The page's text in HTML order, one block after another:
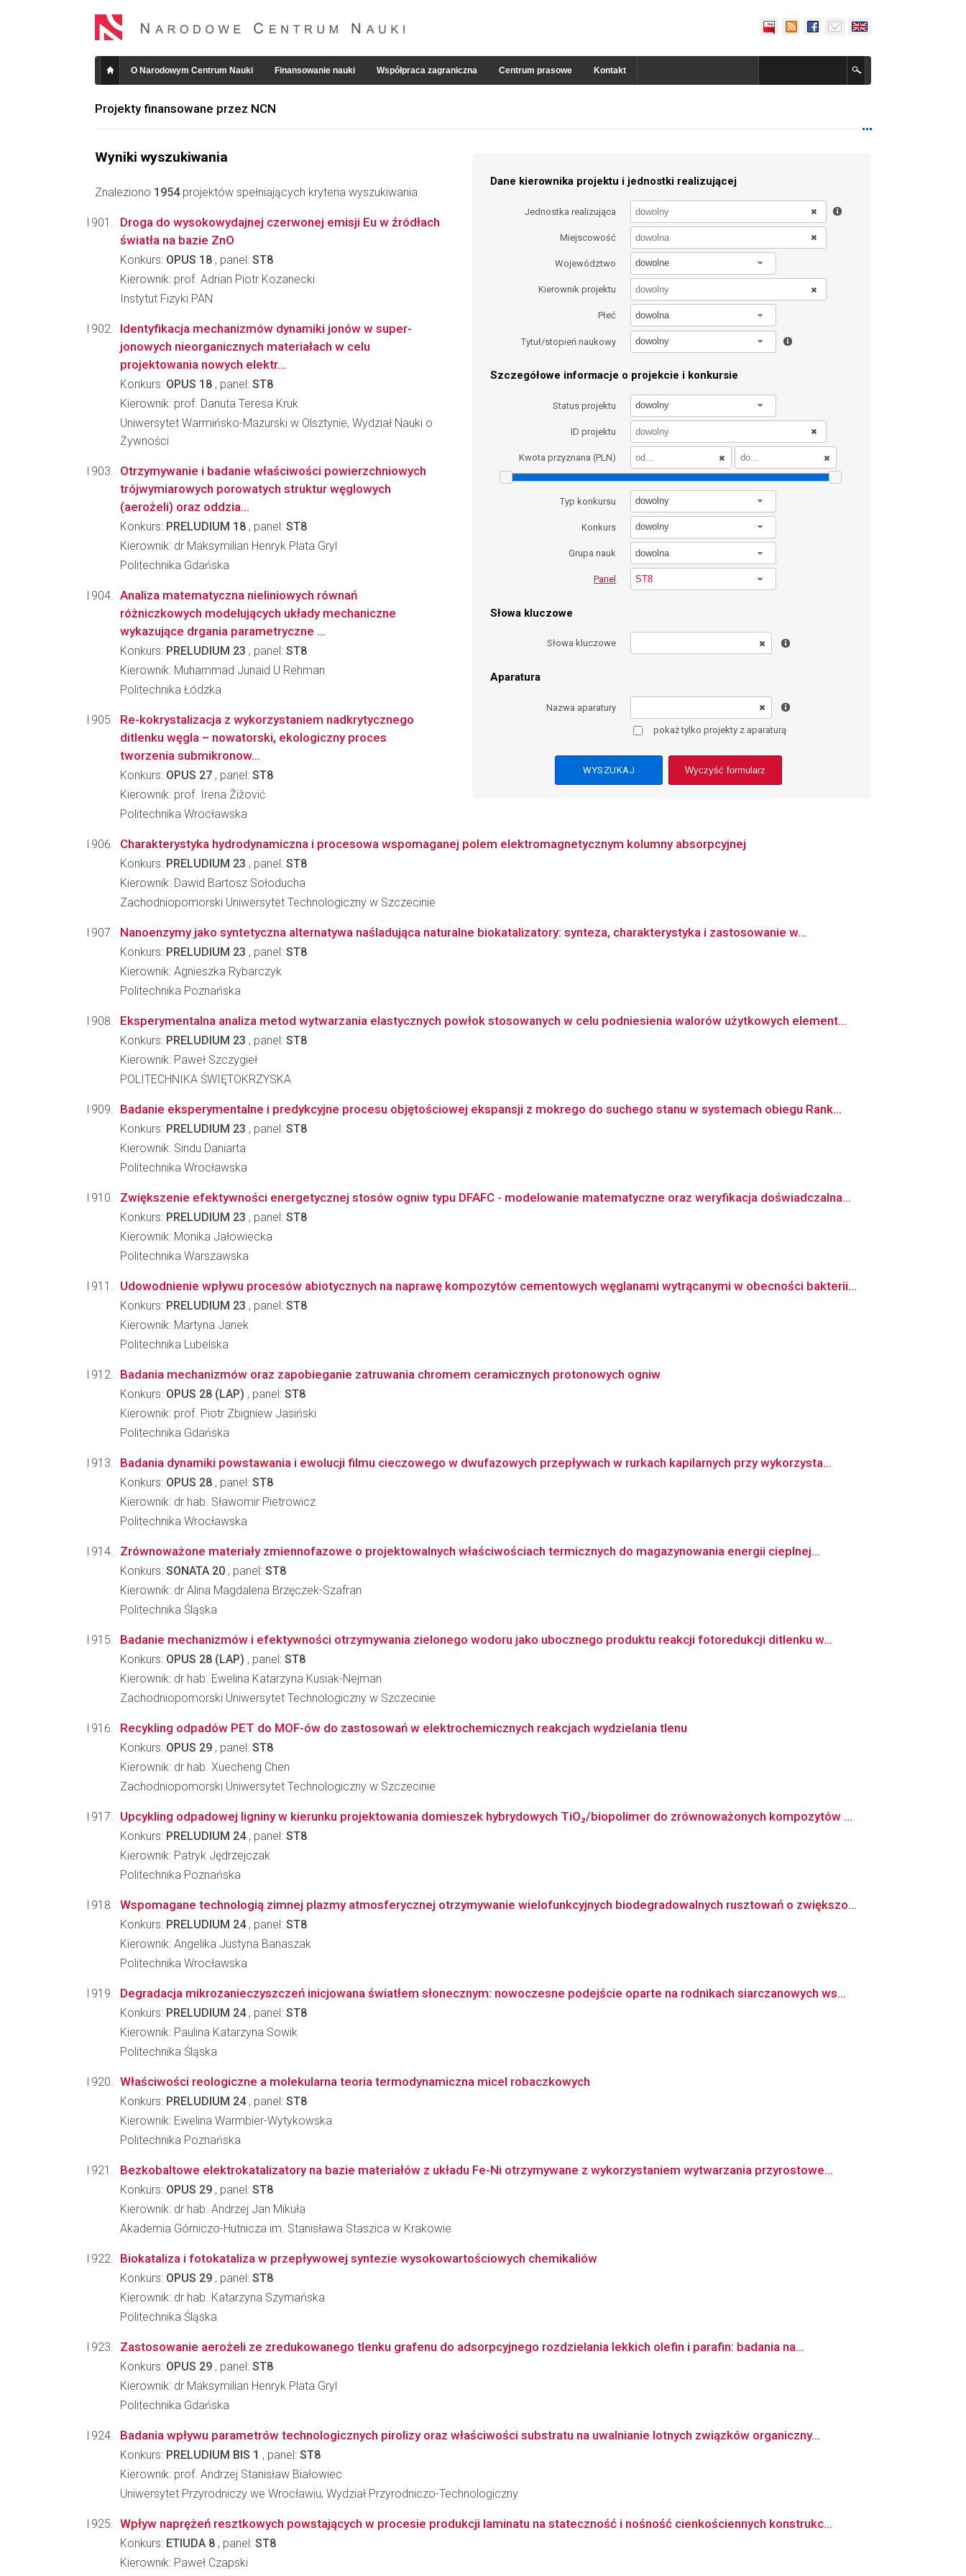
O Narodowym Centrum Nauki Finansowanie nauki Współpraca zagraniczna Centrum prasowe Kontakt
Projekty finansowane przez NCN
Wyniki wyszukiwania
Znaleziono 1954projektów spełniających kryteria wyszukiwania:
Dane kierownika projektu i jednostki realizującej
Jednostka realizująca
Miejscowość
Województwo dowolne
Kierownik projektu
Płeć dowolna
Tytuł/stopień naukowy dowolny
Szczegółowe informacje o projekcie i konkursie
Status projektu dowolny
ID projektu
Kwota przyznana (PLN)
Typ konkursu dowolny
Konkurs dowolny
Grupa nauk dowolna
Panel ST8
Słowa kluczowe
Słowa kluczowe
Aparatura
Nazwa aparatury
pokaż tylko projekty z aparaturą
Wyczyść formularz
Droga do wysokowydajnej czerwonej emisji Eu w źródłach
światła na bazie ZnO
Konkurs: OPUS 18 , panel: ST8
Kierownik: prof. Adrian Piotr Kozanecki
Instytut Fizyki PAN
Identyfikacja mechanizmów dynamiki jonów w super-
jonowych nieorganicznych materiałach w celu
projektowania nowych elektr...
Konkurs: OPUS 18 , panel: ST8
Kierownik: prof. Danuta Teresa Kruk
Uniwersytet Warmińsko-Mazurski w Olsztynie, Wydział Nauki o
Żywności
Otrzymywanie i badanie właściwości powierzchniowych
trójwymiarowych porowatych struktur węglowych
(aerożeli) oraz oddzia...
Konkurs: PRELUDIUM 18 , panel: ST8
Kierownik: dr Maksymilian Henryk Plata Gryl
Politechnika Gdańska
Analiza matematyczna nieliniowych równań
różniczkowych modelujących układy mechaniczne
wykazujące drgania parametryczne ...
Konkurs: PRELUDIUM 23 , panel: ST8
Kierownik: Muhammad Junaid U Rehman
Politechnika Łódzka
Re-kokrystalizacja z wykorzystaniem nadkrytycznego
ditlenku węgla – nowatorski, ekologiczny proces
tworzenia submikronow...
Konkurs: OPUS 27 , panel: ST8
Kierownik: prof. Irena Žižović
Politechnika Wrocławska
Charakterystyka hydrodynamiczna i procesowa wspomaganej polem elektromagnetycznym kolumny absorpcyjnej
Konkurs: PRELUDIUM 23 , panel: ST8
Kierownik: Dawid Bartosz Sołoducha
Zachodniopomorski Uniwersytet Technologiczny w Szczecinie
Nanoenzymy jako syntetyczna alternatywa naśladująca naturalne biokatalizatory: synteza, charakterystyka i zastosowanie w...
Konkurs: PRELUDIUM 23 , panel: ST8
Kierownik: Agnieszka Rybarczyk
Politechnika Poznańska
Eksperymentalna analiza metod wytwarzania elastycznych powłok stosowanych w celu podniesienia walorów użytkowych element...
Konkurs: PRELUDIUM 23 , panel: ST8
Kierownik: Paweł Szczygieł
POLITECHNIKA ŚWIĘTOKRZYSKA
Badanie eksperymentalne i predykcyjne procesu objętościowej ekspansji z mokrego do suchego stanu w systemach obiegu Rank...
Konkurs: PRELUDIUM 23 , panel: ST8
Kierownik: Sindu Daniarta
Politechnika Wrocławska
Zwiększenie efektywności energetycznej stosów ogniw typu DFAFC - modelowanie matematyczne oraz weryfikacja doświadczalna...
Konkurs: PRELUDIUM 23 , panel: ST8
Kierownik: Monika Jałowiecka
Politechnika Warszawska
Udowodnienie wpływu procesów abiotycznych na naprawę kompozytów cementowych węglanami wytrącanymi w obecności bakterii...
Konkurs: PRELUDIUM 23 , panel: ST8
Kierownik: Martyna Janek
Politechnika Lubelska
Badania mechanizmów oraz zapobieganie zatruwania chromem ceramicznych protonowych ogniw
Konkurs: OPUS 28 (LAP) , panel: ST8
Kierownik: prof. Piotr Zbigniew Jasiński
Politechnika Gdańska
Badania dynamiki powstawania i ewolucji filmu cieczowego w dwufazowych przepływach w rurkach kapilarnych przy wykorzysta...
Konkurs: OPUS 28 , panel: ST8
Kierownik: dr hab. Sławomir Pietrowicz
Politechnika Wrocławska
Zrównoważone materiały zmiennofazowe o projektowalnych właściwościach termicznych do magazynowania energii cieplnej...
Konkurs: SONATA 20 , panel: ST8
Kierownik: dr Alina Magdalena Brzęczek-Szafran
Politechnika Śląska
Badanie mechanizmów i efektywności otrzymywania zielonego wodoru jako ubocznego produktu reakcji fotoredukcji ditlenku w...
Konkurs: OPUS 28 (LAP) , panel: ST8
Kierownik: dr hab. Ewelina Katarzyna Kusiak-Nejman
Zachodniopomorski Uniwersytet Technologiczny w Szczecinie
Recykling odpadów PET do MOF-ów do zastosowań w elektrochemicznych reakcjach wydzielania tlenu
Konkurs: OPUS 29 , panel: ST8
Kierownik: dr hab. Xuecheng Chen
Zachodniopomorski Uniwersytet Technologiczny w Szczecinie
Upcykling odpadowej ligniny w kierunku projektowania domieszek hybrydowych TiO₂/biopolimer do zrównoważonych kompozytów ...
Konkurs: PRELUDIUM 24, panel: ST8
Kierownik: Patryk Jędrzejczak
Politechnika Poznańska
Wspomagane technologią zimnej plazmy atmosferycznej otrzymywanie wielofunkcyjnych biodegradowalnych rusztowań o zwiększo...
Konkurs: PRELUDIUM 24, panel: ST8
Kierownik: Angelika Justyna Banaszak
Politechnika Wrocławska
Degradacja mikrozanieczyszczeń inicjowana światłem słonecznym: nowoczesne podejście oparte na rodnikach siarczanowych ws...
Konkurs: PRELUDIUM 24, panel: ST8
Kierownik: Paulina Katarzyna Sowik
Politechnika Śląska
Właściwości reologiczne a molekularna teoria termodynamiczna micel robaczkowych
Konkurs: PRELUDIUM 24, panel: ST8
Kierownik: Ewelina Warmbier-Wytykowska
Politechnika Poznańska
Bezkobaltowe elektrokatalizatory na bazie materiałów z układu Fe-Ni otrzymywane z wykorzystaniem wytwarzania przyrostowe...
Konkurs: OPUS 29 , panel: ST8
Kierownik: dr hab. Andrzej Jan Mikuła
Akademia Górniczo-Hutnicza im. Stanisława Staszica w Krakowie
Biokataliza i fotokataliza w przepływowej syntezie wysokowartościowych chemikaliów
Konkurs: OPUS 29 , panel: ST8
Kierownik: dr hab. Katarzyna Szymańska
Politechnika Śląska
Zastosowanie aerożeli ze zredukowanego tlenku grafenu do adsorpcyjnego rozdzielania lekkich olefin i parafin: badania na...
Konkurs: OPUS 29 , panel: ST8
Kierownik: dr Maksymilian Henryk Plata Gryl
Politechnika Gdańska
Badania wpływu parametrów technologicznych pirolizy oraz właściwości substratu na uwalnianie lotnych związków organiczny...
Konkurs: PRELUDIUM BIS 1 , panel: ST8
Kierownik: prof. Andrzej Stanisław Białowiec
Uniwersytet Przyrodniczy we Wrocławiu, Wydział Przyrodniczo-Technologiczny
Wpływ naprężeń resztkowych powstających w procesie produkcji laminatu na stateczność i nośność cienkościennych konstrukc...
Konkurs: ETIUDA 8 , panel: ST8
Kierownik: Paweł Czapski